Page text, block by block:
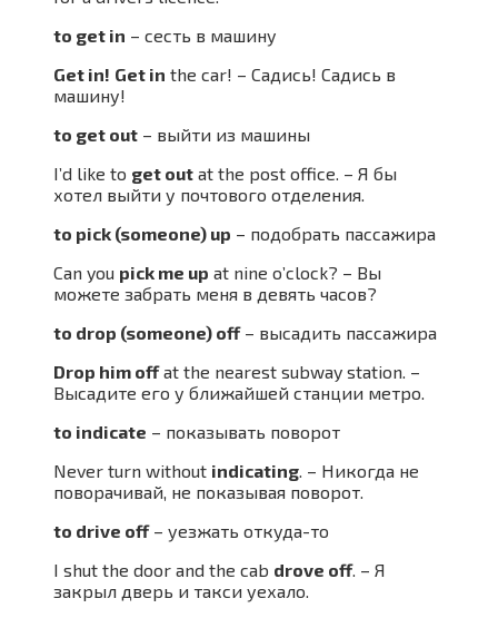
to get in – сесть в машину
Get in! Get in the car! – Садись! Садись в
машину!
to get out – выйти из машины
I’d like to get out at the post office. – Я бы
хотел выйти у почтового отделения.
to pick (someone) up – подобрать пассажира
Can you pick me up at nine o’clock? – Вы
можете забрать меня в девять часов?
to drop (someone) off– высадить пассажира
Drop him offat the nearest subway station. –
Высадите его у ближайшей станции метро.
to indicate – показывать поворот
Never turn without indicating. – Никогда не
поворачивай, не показывая поворот.
to drive off– уезжать откуда-то
I shut the door and the cab drove off. – Я
закрыл дверь и такси уехало.